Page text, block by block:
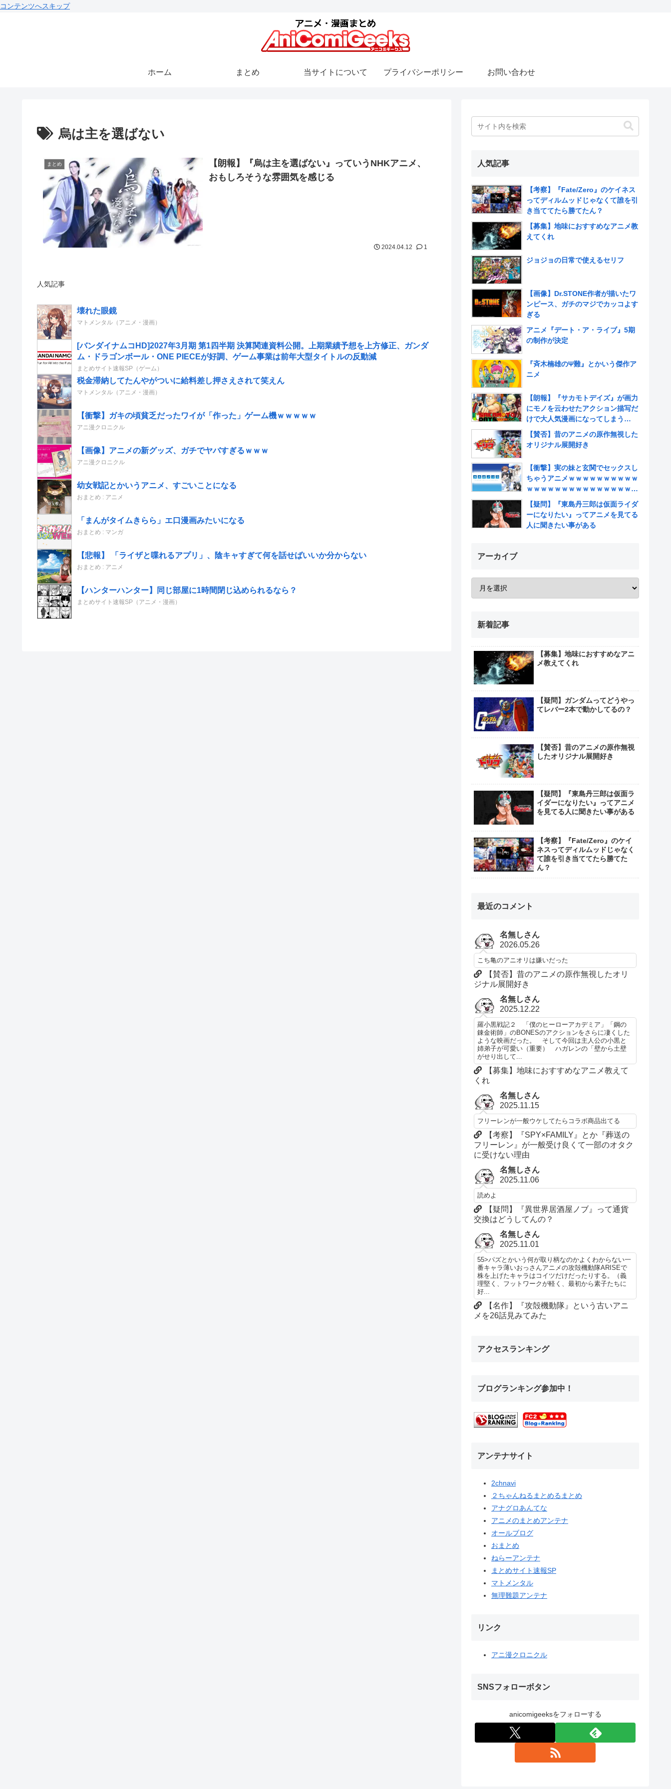
コンテンツへスキップ
ホーム まとめ 当サイトについて プライバシーポリシー お問い合わせ
烏は主を選ばない
まとめ
【朗報】『烏は主を選ばない』っていうNHKアニメ、
おもしろそうな雰囲気を感じる
2024.04.12 1
人気記事
壊れた眼鏡
マトメンタル（アニメ・漫画）
[バンダイナムコHD]2027年3月期 第1四半期 決算関連資料公開。上期業績予想を上方修正、ガンダ
ム・ドラゴンボール・ONE PIECEが好調、ゲーム事業は前年大型タイトルの反動減
まとめサイト速報SP（ゲーム）
税金滞納してたんやがついに給料差し押さえされて笑えん
マトメンタル（アニメ・漫画）
【衝撃】ガキの頃貧乏だったワイが「作った」ゲーム機ｗｗｗｗｗ
アニ漫クロニクル
【画像】アニメの新グッズ、ガチでヤバすぎるｗｗｗ
アニ漫クロニクル
幼女戦記とかいうアニメ、すごいことになる
おまとめ : アニメ
「まんがタイムきらら」エ口漫画みたいになる
おまとめ : マンガ
【悲報】 「ライザと喋れるアプリ」、陰キャすぎて何を話せばいいか分からない
おまとめ : アニメ
【ハンターハンター】同じ部屋に1時間閉じ込められるなら？
まとめサイト速報SP（アニメ・漫画）
人気記事
【考察】『Fate/Zero』のケイネス
ってディルムッドじゃなくて誰を引
き当ててたら勝てたん？
【募集】地味におすすめなアニメ教
えてくれ
ジョジョの日常で使えるセリフ
【画像】Dr.STONE作者が描いたワ
ンピース、ガチのマジでカッコよす
ぎる
アニメ『デート・ア・ライブ』5期
の制作が決定
『斉木楠雄のΨ難』とかいう傑作ア
ニメ
【朗報】『サカモトデイズ』が画力
にモノを云わせたアクション描写だ
けで大人気漫画になってしまう
www
【賛否】昔のアニメの原作無視した
オリジナル展開好き
【衝撃】実の妹と玄関でセックスし
ちゃうアニメｗｗｗｗｗｗｗｗｗｗ
ｗｗｗｗｗｗｗｗｗｗｗｗｗｗｗｗ
ｗｗｗｗ
【疑問】『東島丹三郎は仮面ライダ
ーになりたい』ってアニメを見てる
人に聞きたい事がある
アーカイブ
新着記事
【募集】地味におすすめなアニ
メ教えてくれ
【疑問】ガンダムってどうやっ
てレバー2本で動かしてるの？
【賛否】昔のアニメの原作無視
したオリジナル展開好き
【疑問】『東島丹三郎は仮面ラ
イダーになりたい』ってアニメ
を見てる人に聞きたい事がある
【考察】『Fate/Zero』のケイ
ネスってディルムッドじゃなく
て誰を引き当ててたら勝てた
ん？
最近のコメント
名無しさん
2026.05.26
こち亀のアニオリは嫌いだった
【賛否】昔のアニメの原作無視したオリ
ジナル展開好き
名無しさん
2025.12.22
羅小黒戦記２ 「僕のヒーローアカデミア」「鋼の
錬金術師」のBONESのアクションをさらに凄くした
ような映画だった。 そして今回は主人公の小黒と
姉弟子が可愛い（重要） ハガレンの「壁から土壁
がせり出して...
【募集】地味におすすめなアニメ教えて
くれ
名無しさん
2025.11.15
フリーレンが一般ウケしてたらコラボ商品出てる
【考察】『SPY×FAMILY』とか『葬送の
フリーレン』が一般受け良くて一部のオタク
に受けない理由
名無しさん
2025.11.06
読めよ
【疑問】『異世界居酒屋ノブ』って通貨
交換はどうしてんの？
名無しさん
2025.11.01
55>パズとかいう何が取り柄なのかよくわからない一
番キャラ薄いおっさんアニメの攻殻機動隊ARISEで
株を上げたキャラはコイツだけだったりする。（義
理堅く、フットワークが軽く、最初から素子たちに
好...
【名作】『攻殻機動隊』という古いアニ
メを26話見みてみた
アクセスランキング
ブログランキング参加中！
アンテナサイト
2chnavi
２ちゃんねるまとめるまとめ
アナグロあんてな
アニメのまとめアンテナ
オールブログ
おまとめ
ねらーアンテナ
まとめサイト速報SP
マトメンタル
無理難題アンテナ
リンク
アニ漫クロニクル
SNSフォローボタン
anicomigeeksをフォローする